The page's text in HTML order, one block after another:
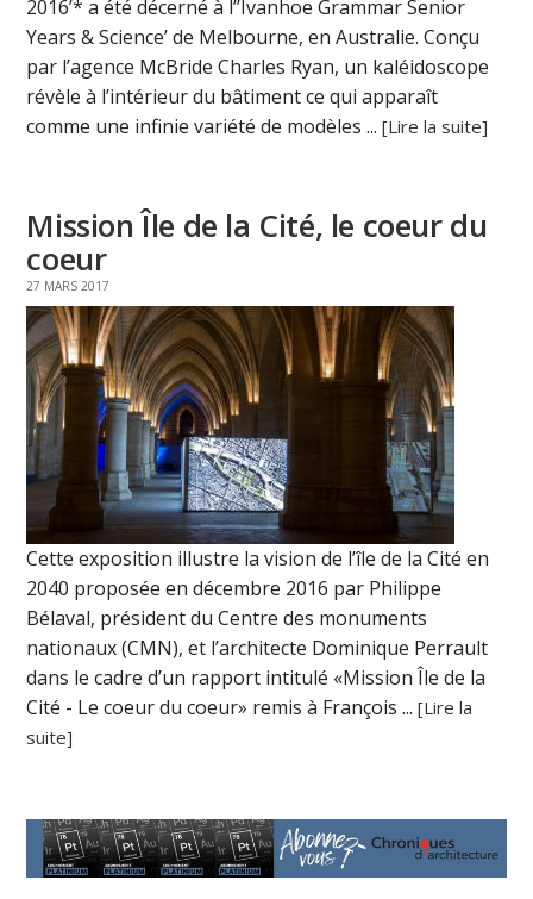
2016’* a été décerné à l’’Ivanhoe Grammar Senior
Years & Science’ de Melbourne, en Australie. Conçu
par l’agence McBride Charles Ryan, un kaléidoscope
révèle à l’intérieur du bâtiment ce qui apparaît
comme une infinie variété de modèles ...[Lire la suite]
Mission Île de la Cité, le coeur du
coeur
27 MARS 2017
Cette exposition illustre la vision de l’île de la Cité en
2040 proposée en décembre 2016 par Philippe
Bélaval, président du Centre des monuments
nationaux (CMN), et l’architecte Dominique Perrault
dans le cadre d’un rapport intitulé «Mission Île de la
Cité - Le coeur du coeur» remis à François ...[Lire la
suite]